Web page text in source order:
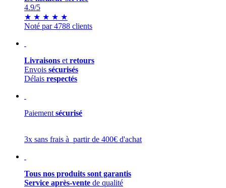
4.9/5
★ ★ ★ ★ ★
Noté par 4788 clients
Livraisons etretours
Envois sécurisés
Délais respectés
Paiementsécurisé
3x sans frais à partir de 400€ d'achat
Tous nos produits sont garantis
Service après-vente de qualité